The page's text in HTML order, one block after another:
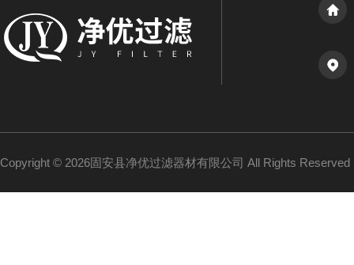
Copyright © 2026固安县净优过滤器材有限公司 All Rights